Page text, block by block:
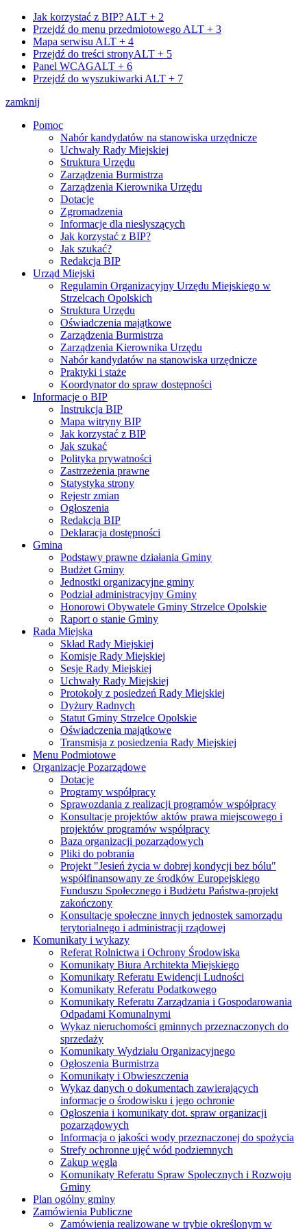
Jak korzystać z BIP? ALT + 2
Przejdź do menu przedmiotowego ALT + 3
Mapa serwisu ALT + 4
Przejdź do treści stronyALT + 5
Panel WCAGALT + 6
Przejdź do wyszukiwarki ALT + 7
zamknij
Pomoc
Nabór kandydatów na stanowiska urzędnicze
Uchwały Rady Miejskiej
Struktura Urzędu
Zarządzenia Burmistrza
Zarządzenia Kierownika Urzędu
Dotacje
Zgromadzenia
Informacje dla niesłyszących
Jak korzystać z BIP?
Jak szukać?
Redakcja BIP
Urząd Miejski
Regulamin Organizacyjny Urzędu Miejskiego w
Strzelcach Opolskich
Struktura Urzędu
Oświadczenia majątkowe
Zarządzenia Burmistrza
Zarządzenia Kierownika Urzędu
Nabór kandydatów na stanowiska urzędnicze
Praktyki i staże
Koordynator do spraw dostępności
Informacje o BIP
Instrukcja BIP
Mapa witryny BIP
Jak korzystać z BIP
Jak szukać
Polityka prywatności
Zastrzeżenia prawne
Statystyka strony
Rejestr zmian
Ogłoszenia
Redakcja BIP
Deklaracja dostępności
Gmina
Podstawy prawne działania Gminy
Budżet Gminy
Jednostki organizacyjne gminy
Podział administracyjny Gminy
Honorowi Obywatele Gminy Strzelce Opolskie
Raport o stanie Gminy
Rada Miejska
Skład Rady Miejskiej
Komisje Rady Miejskiej
Sesje Rady Miejskiej
Uchwały Rady Miejskiej
Protokoły z posiedzeń Rady Miejskiej
Dyżury Radnych
Statut Gminy Strzelce Opolskie
Oświadczenia majątkowe
Transmisja z posiedzenia Rady Miejskiej
Menu Podmiotowe
Organizacje Pozarządowe
Dotacje
Programy współpracy
Sprawozdania z realizacji programów współpracy
Konsultacje projektów aktów prawa miejscowego i
projektów programów współpracy
Baza organizacji pozarządowych
Pliki do pobrania
Projekt "Jesień życia w dobrej kondycji bez bólu"
współfinansowany ze środków Europejskiego
Funduszu Społecznego i Budżetu Państwa-projekt
zakończony
Konsultacje społeczne innych jednostek samorządu
terytorialnego i administracji rządowej
Komunikaty i wykazy
Referat Rolnictwa i Ochrony Środowiska
Komunikaty Biura Architekta Miejskiego
Komunikaty Referatu Ewidencji Ludności
Komunikaty Referatu Podatkowego
Komunikaty Referatu Zarządzania i Gospodarowania
Odpadami Komunalnymi
Wykaz nieruchomości gminnych przeznaczonych do
sprzedaży
Komunikaty Wydziału Organizacyjnego
Ogłoszenia Burmistrza
Komunikaty i Obwieszczenia
Wykaz danych o dokumentach zawierających
informacje o środowisku i jego ochronie
Ogłoszenia i komunikaty dot. spraw organizacji
pozarządowych
Informacja o jakości wody przeznaczonej do spożycia
Strefy ochronne ujęć wód podziemnych
Zakup węgla
Komunikaty Referatu Spraw Spolecznych i Rozwoju
Gminy
Plan ogólny gminy
Zamówienia Publiczne
Zamówienia realizowane w trybie określonym w